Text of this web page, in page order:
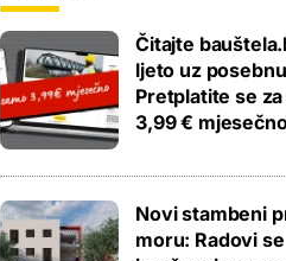
Čitajte
ljeto uz
Pretplatite se
3,99 €
Novi stambeni
moru: Radovi se